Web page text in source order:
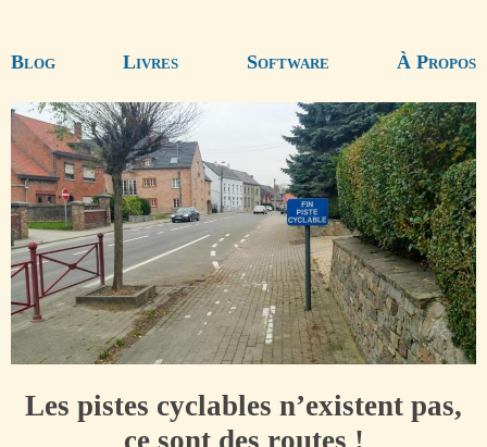
Blog Livres Software À Propos
Les pistes cyclables n’existent pas,